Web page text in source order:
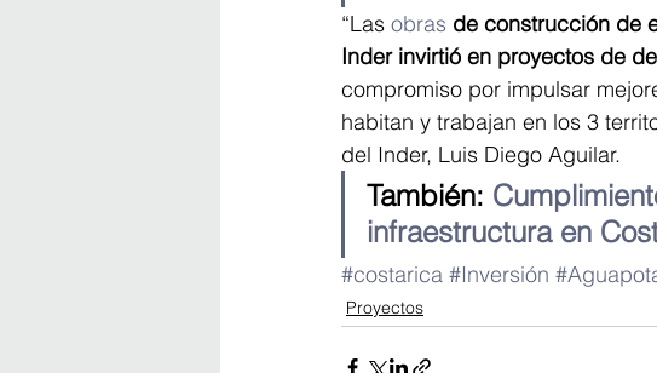
“Las obras de construcción de
Inder invirtió en proyectos de
compromiso por impulsar
habitan y trabajan en los 3
del Inder, Luis Diego Aguilar.
También:
infraestructura en
#costarica #Inversión
Proyectos